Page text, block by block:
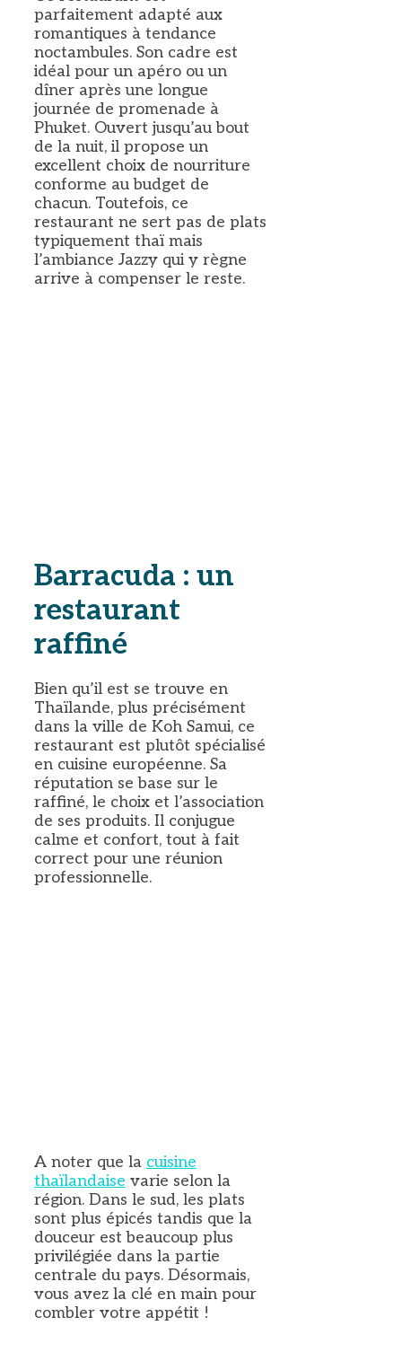
parfaitement adapté aux
romantiques à tendance
noctambules. Son cadre est
idéal pour un apéro ou un
dîner après une longue
journée de promenade à
Phuket. Ouvert jusqu’au bout
de la nuit, il propose un
excellent choix de nourriture
conforme au budget de
chacun. Toutefois, ce
restaurant ne sert pas de plats
typiquement thaï mais
l’ambiance Jazzy qui y règne
arrive à compenser le reste.
Barracuda : un
restaurant
raffiné
Bien qu’il est se trouve en
Thaïlande, plus précisément
dans la ville de Koh Samui, ce
restaurant est plutôt spécialisé
en cuisine européenne. Sa
réputation se base sur le
raffiné, le choix et l’association
de ses produits. Il conjugue
calme et confort, tout à fait
correct pour une réunion
professionnelle.
A noter que la cuisine
thaïlandaise varie selon la
région. Dans le sud, les plats
sont plus épicés tandis que la
douceur est beaucoup plus
privilégiée dans la partie
centrale du pays. Désormais,
vous avez la clé en main pour
combler votre appétit !